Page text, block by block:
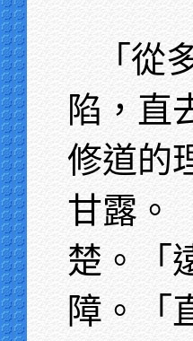
「從
陷，直
修道的
甘露。
楚。「
障。「